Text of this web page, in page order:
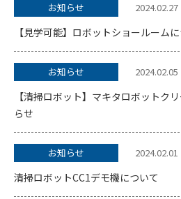
お知らせ 2024.02.27
【見学可能】ロボットショールーム
お知らせ 2024.02.05
【清掃ロボット】マキタロボットク
らせ
お知らせ 2024.02.01
清掃ロボットCC1デモ機について